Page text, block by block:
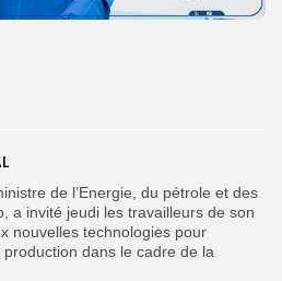
de l’Energie, du pétrole et des
a invité jeudi les travailleurs de son
nouvelles technologies pour
dans le cadre de la